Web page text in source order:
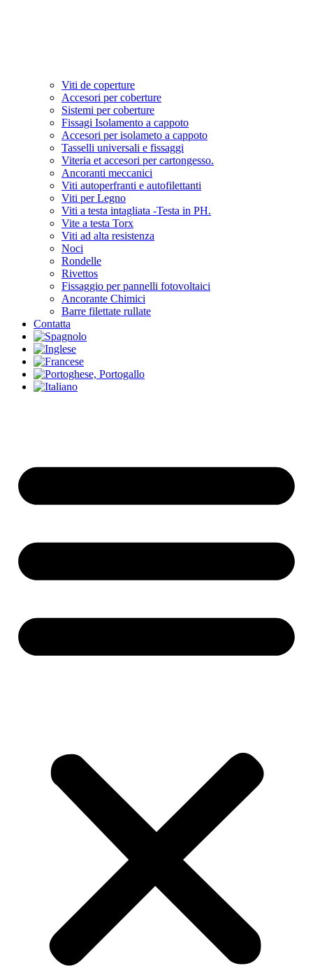
Viti de coperture
Accesori per coberture
Sistemi per coberture
Fissagi Isolamento a cappoto
Accesori per isolameto a cappoto
Tasselli universali e fissaggi
Viteria et accesori per cartongesso.
Ancoranti meccanici
Viti autoperfranti e autofilettanti
Viti per Legno
Viti a testa intagliata -Testa in PH.
Vite a testa Torx
Viti ad alta resistenza
Noci
Rondelle
Rivettos
Fissaggio per pannelli fotovoltaici
Ancorante Chimici
Barre filettate rullate
Contatta